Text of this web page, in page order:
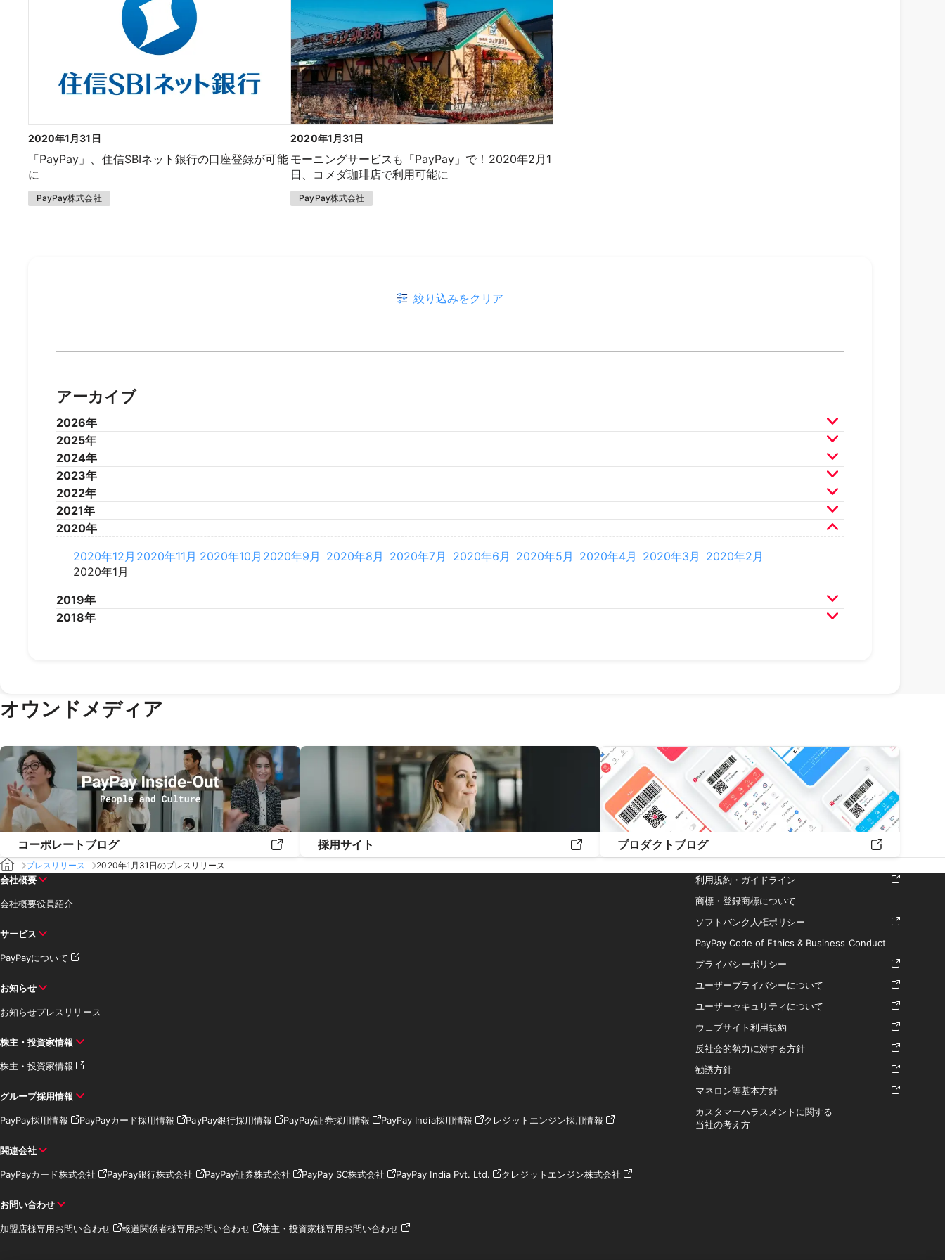
2020年1月31日
「PayPay」、住信SBIネット銀行の口座登録が可能
に
PayPay株式会社
2020年1月31日
モーニングサービスも「PayPay」で！2020年2月1
日、コメダ珈琲店で利用可能に
PayPay株式会社
絞り込みをクリア
アーカイブ
2026年
2026年7月 2026年6月 2026年5月 2026年4月 2026年3月 2026年2月
2025年
2025年12月2025年11月2025年10月2025年9月 2025年8月 2025年7月 2025年6月 2025年5月 2025年4月 2025年3月 2025年2月
2025年1月
2024年
2024年12月2024年11月2024年10月2024年9月 2024年8月 2024年7月 2024年6月 2024年5月 2024年4月 2024年3月 2024年2月
2024年1月
2023年
2023年12月2023年11月2023年10月2023年9月 2023年8月 2023年7月 2023年6月 2023年5月 2023年4月 2023年3月 2023年2月
2023年1月
2022年
2022年12月2022年11月2022年10月2022年9月 2022年8月 2022年7月 2022年6月 2022年5月 2022年4月 2022年3月 2022年2月
2022年1月
2021年
2021年12月 2021年11月 2021年10月 2021年9月 2021年8月 2021年7月 2021年6月 2021年5月 2021年4月 2021年3月
2021年2月
2021年1月
2020年
2020年12月 2020年11月 2020年10月 2020年9月 2020年8月 2020年7月 2020年6月 2020年5月 2020年4月 2020年3月 2020年2月
2020年1月
2019年
2019年12月2019年11月 2019年10月2019年9月 2019年8月 2019年7月 2019年6月 2019年5月 2019年4月 2019年3月 2019年2月
2018年
オウンドメディア
コーポレートブログ 採用サイト プロダクトブログ
プレスリリース 2020年1月31日のプレスリリース
会社概要
会社概要役員紹介
サービス
PayPayについて
お知らせ
お知らせプレスリリース
株主・投資家情報
株主・投資家情報
グループ採用情報
PayPay採用情報 PayPayカード採用情報 PayPay銀行採用情報 PayPay証券採用情報 PayPay India採用情報 クレジットエンジン採用情報
関連会社
PayPayカード株式会社 PayPay銀行株式会社 PayPay証券株式会社 PayPay SC株式会社 PayPay India Pvt. Ltd. クレジットエンジン株式会社
お問い合わせ
加盟店様専用お問い合わせ 報道関係者様専用お問い合わせ 株主・投資家様専用お問い合わせ
利用規約・ガイドライン
商標・登録商標について
ソフトバンク人権ポリシー
PayPay Code of Ethics & Business Conduct
プライバシーポリシー
ユーザープライバシーについて
ユーザーセキュリティについて
ウェブサイト利用規約
反社会的勢力に対する方針
勧誘方針
マネロン等基本方針
カスタマーハラスメントに関する
当社の考え方